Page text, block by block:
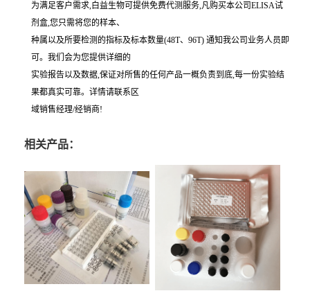
为满足客户需求,白益生物可提供免费代测服务,凡购买本公司ELISA试
剂盒,您只需将您的样本、
种属以及所要检测的指标及标本数量(48T、96T) 通知我公司业务人员即
可。我们会为您提供详细的
实验报告以及数据,保证对所售的任何产品一概负责到底,每一份实验结
果都真实可靠。详情请联系区
域销售经理/经销商!
相关产品：